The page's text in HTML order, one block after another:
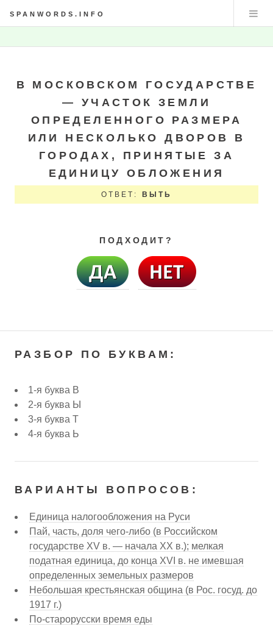
SPANWORDS.INFO
В МОСКОВСКОМ ГОСУДАРСТВЕ
— УЧАСТОК ЗЕМЛИ
ОПРЕДЕЛЕННОГО РАЗМЕРА
ИЛИ НЕСКОЛЬКО ДВОРОВ В
ГОРОДАХ, ПРИНЯТЫЕ ЗА
ЕДИНИЦУ ОБЛОЖЕНИЯ
ОТВЕТ: ВЫТЬ
ПОДХОДИТ?
РАЗБОР ПО БУКВАМ:
1-я буква В
2-я буква Ы
3-я буква Т
4-я буква Ь
ВАРИАНТЫ ВОПРОСОВ:
Единица налогообложения на Руси
Пай, часть, доля чего-либо (в Российском
государстве XV в. — начала XX в.); мелкая
податная единица, до конца XVI в. не имевшая
определенных земельных размеров
Небольшая крестьянская община (в Рос. госуд. до
1917 г.)
По-старорусски время еды